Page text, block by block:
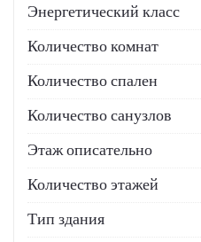
Энергетический класс
Количество комнат
Количество спален
Количество санузлов
Этаж описательно
Количество этажей
Тип здания